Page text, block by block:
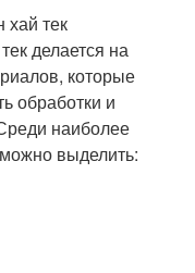
тек
делается на
которые
обработки и
наиболее
выделить: